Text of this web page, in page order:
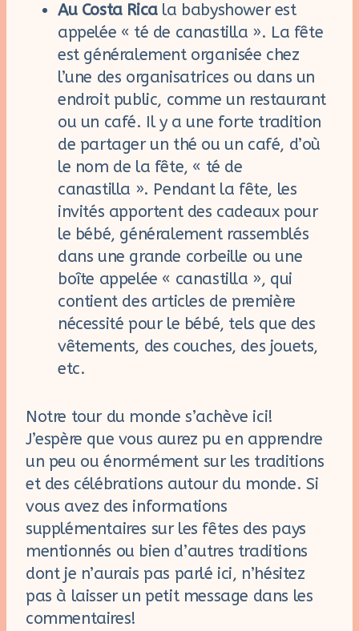
Au Costa Ricala babyshower est
appelée « té de canastilla ». La fête
est généralement organisée chez
l’une des organisatrices ou dans un
endroit public, comme un restaurant
ou un café. Il y a une forte tradition
de partager un thé ou un café, d’où
le nom de la fête, « té de
canastilla ». Pendant la fête, les
invités apportent des cadeaux pour
le bébé, généralement rassemblés
dans une grande corbeille ou une
boîte appelée « canastilla », qui
contient des articles de première
nécessité pour le bébé, tels que des
vêtements, des couches, des jouets,
etc.
Notre tour du monde s’achève ici!
J’espère que vous aurez pu en apprendre
un peu ou énormément sur les traditions
et des célébrations autour du monde. Si
vous avez des informations
supplémentaires sur les fêtes des pays
mentionnés ou bien d’autres traditions
dont je n’aurais pas parlé ici, n’hésitez
pas à laisser un petit message dans les
commentaires!